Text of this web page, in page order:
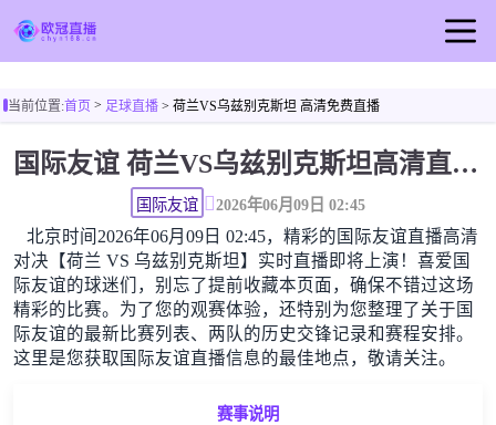
足球直播
欧冠视频
欧冠新闻
当前位置:首页> 足球直播> 荷兰VS乌兹别克斯坦 高清免费直播
国际友谊 荷兰VS乌兹别克斯坦高清直播免费观看
国际友谊 2026年06月09日 02:45
北京时间2026年06月09日 02:45，精彩的国际友谊直播高清
对决【荷兰 VS 乌兹别克斯坦】实时直播即将上演！喜爱国
际友谊的球迷们，别忘了提前收藏本页面，确保不错过这场
精彩的比赛。为了您的观赛体验，还特别为您整理了关于国
际友谊的最新比赛列表、两队的历史交锋记录和赛程安排。
这里是您获取国际友谊直播信息的最佳地点，敬请关注。
赛事说明